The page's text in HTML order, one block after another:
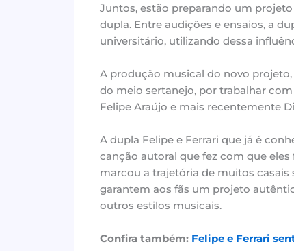
Juntos, estão preparando um
dupla. Entre audições e ensaios, a
universitário, utilizando dessa
A produção musical do novo
do meio sertanejo, por trabalhar
Felipe Araújo e mais recentemente
A dupla Felipe e Ferrari que já é
canção autoral que fez com que
marcou a trajetória de muitos
garantem aos fãs um projeto
outros estilos musicais.
Confira também: Felipe e Ferrari